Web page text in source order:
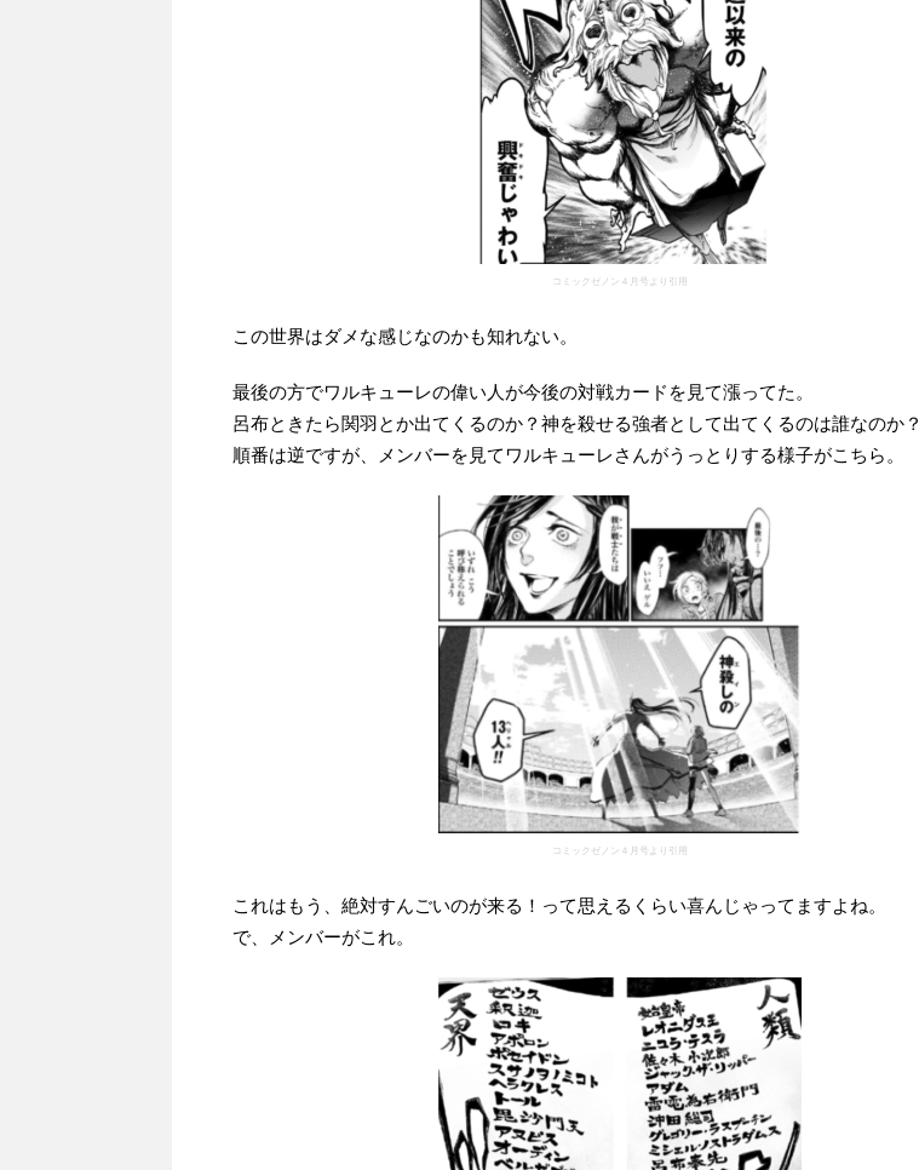
コミックゼノン４月号より引用
この世界はダメな感じなのかも知れない。
最後の方でワルキューレの偉い人が今後の対戦カードを見て漲ってた。
呂布ときたら関羽とか出てくるのか？神を殺せる強者として出てくるのは誰なのか？
順番は逆ですが、メンバーを見てワルキューレさんがうっとりする様子がこちら。
コミックゼノン４月号より引用
これはもう、絶対すんごいのが来る！って思えるくらい喜んじゃってますよね。
で、メンバーがこれ。